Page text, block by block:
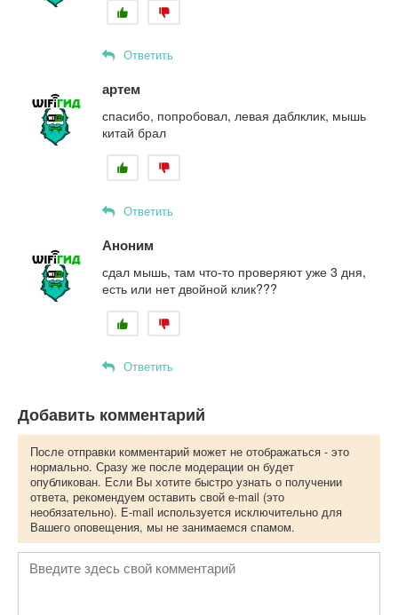
Ответить
артем
спасибо, попробовал, левая даблклик, мышь
китай брал
Ответить
Аноним
сдал мышь, там что-то проверяют уже 3 дня,
есть или нет двойной клик???
Ответить
Добавить комментарий
После отправки комментарий может не отображаться - это
нормально. Сразу же после модерации он будет
опубликован. Если Вы хотите быстро узнать о получении
ответа, рекомендуем оставить свой e-mail (это
необязательно). E-mail используется исключительно для
Вашего оповещения, мы не занимаемся спамом.